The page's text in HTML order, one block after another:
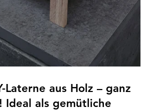
Laterne aus Holz – ganz
Ideal als gemütliche